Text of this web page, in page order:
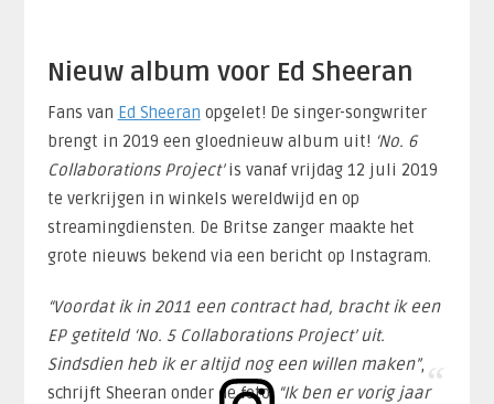
Nieuw album voor Ed Sheeran
Fans van Ed Sheeran opgelet! De singer-songwriter
brengt in 2019 een gloednieuw album uit! ‘No. 6
Collaborations Project’is vanaf vrijdag 12 juli 2019
te verkrijgen in winkels wereldwijd en op
streamingdiensten. De Britse zanger maakte het
grote nieuws bekend via een bericht op Instagram.
“Voordat ik in 2011 een contract had, bracht ik een
EP getiteld ‘No. 5 Collaborations Project’ uit.
Sindsdien heb ik er altijd nog een willen maken”,
schrijft Sheeran onder de foto. “Ik ben er vorig jaar